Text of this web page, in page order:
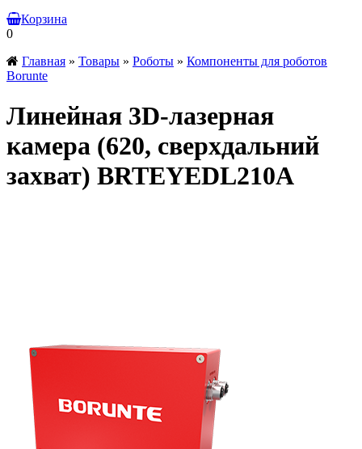
Корзина
0
Главная » Товары » Роботы » Компоненты для роботов
Borunte
Линейная 3D-лазерная
камера (620, сверхдальний
захват) BRTEYEDL210A